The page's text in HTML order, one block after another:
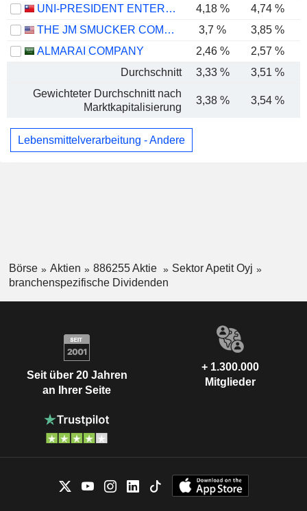
UNI-PRESIDENT ENTERPRISES CORP.
4,18 % 4,74 %
THE JM SMUCKER COMPANY
3,7 % 3,85 %
ALMARAI COMPANY
2,46 % 2,57 %
Durchschnitt
3,33 % 3,51 %
Gewichteter Durchschnitt nach
Marktkapitalisierung
3,38 % 3,54 %
Lebensmittelverarbeitung - Andere
Börse Aktien 886255 Aktie
Sektor Apetit Oyj
branchenspezifische Dividenden
Seit über 20 Jahren
an Ihrer Seite
+ 1.300.000
Mitglieder